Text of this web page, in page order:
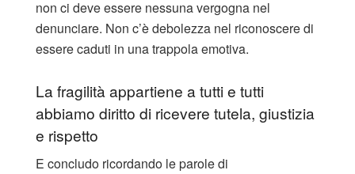
non ci deve essere nessuna vergogna nel
denunciare. Non c’è debolezza nel riconoscere di
essere caduti in una trappola emotiva.
La fragilità appartiene a tutti e tutti
abbiamo diritto di ricevere tutela, giustizia
e rispetto
E concludo ricordando le parole di